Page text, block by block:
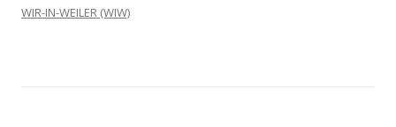
WIR-IN-WEILER (WIW)